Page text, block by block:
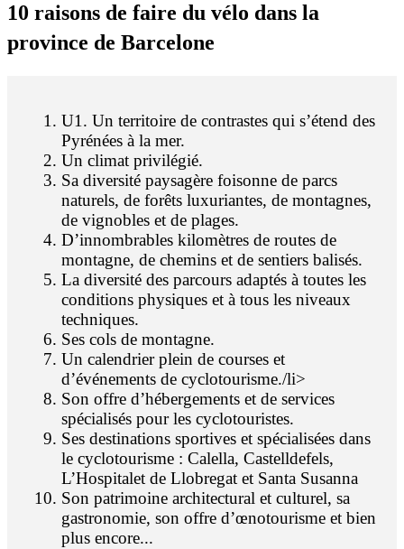
10 raisons de faire du vélo dans la
province de Barcelone
U1. Un territoire de contrastes qui s’étend des
Pyrénées à la mer.
Un climat privilégié.
Sa diversité paysagère foisonne de parcs
naturels, de forêts luxuriantes, de montagnes,
de vignobles et de plages.
D’innombrables kilomètres de routes de
montagne, de chemins et de sentiers balisés.
La diversité des parcours adaptés à toutes les
conditions physiques et à tous les niveaux
techniques.
Ses cols de montagne.
Un calendrier plein de courses et
d’événements de cyclotourisme./li>
Son offre d’hébergements et de services
spécialisés pour les cyclotouristes.
Ses destinations sportives et spécialisées dans
le cyclotourisme : Calella, Castelldefels,
L’Hospitalet de Llobregat et Santa Susanna
Son patrimoine architectural et culturel, sa
gastronomie, son offre d’œnotourisme et bien
plus encore...